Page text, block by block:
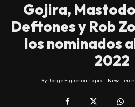
Gojira,
Deftones y Rob
los nominados
2022
By Jorge Figueroa Tapia New en